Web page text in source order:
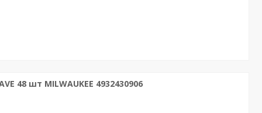
48 шт MILWAUKEE 4932430906